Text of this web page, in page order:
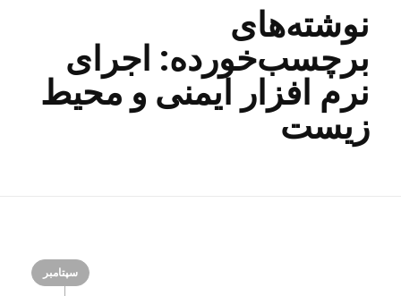
نوشته‌های
برچسب‌خورده: اجرای
نرم‌ افزار ایمنی و محیط
زیست
سپتامبر